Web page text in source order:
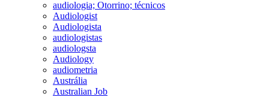
audiologia; Otorrino; técnicos
Audiologist
Audiologista
audiologistas
audiologsta
Audiology
audiometria
Austrália
Australian Job